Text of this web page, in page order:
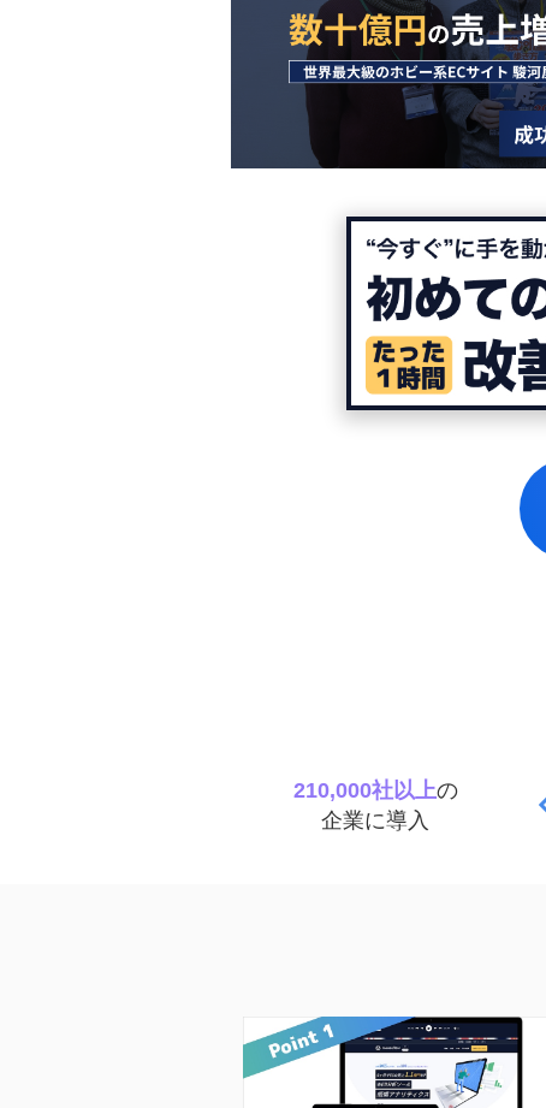
210,000社以上の
企業に導入